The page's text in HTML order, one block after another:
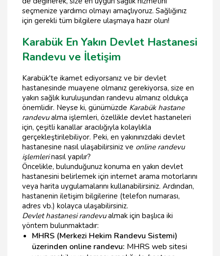
seçmenize yardımcı olmayı amaçlıyoruz. Sağlığınız
için gerekli tüm bilgilere ulaşmaya hazır olun!
Karabük En Yakın Devlet Hastanesi
Randevu ve İletişim
Karabük'te ikamet ediyorsanız ve bir devlet
hastanesinde muayene olmanız gerekiyorsa, size en
yakın sağlık kuruluşundan randevu almanız oldukça
önemlidir. Neyse ki, günümüzde Karabük hastane
randevualma işlemleri, özellikle devlet hastaneleri
için, çeşitli kanallar aracılığıyla kolaylıkla
gerçekleştirilebiliyor. Peki, en yakınınızdaki devlet
hastanesine nasıl ulaşabilirsiniz ve online randevu
işlemlerinasıl yapılır?
Öncelikle, bulunduğunuz konuma en yakın devlet
hastanesini belirlemek için internet arama motorlarını
veya harita uygulamalarını kullanabilirsiniz. Ardından,
hastanenin iletişim bilgilerine (telefon numarası,
adres vb.) kolayca ulaşabilirsiniz.
Devlet hastanesi randevualmak için başlıca iki
yöntem bulunmaktadır:
MHRS (Merkezi Hekim Randevu Sistemi)
üzerinden online randevu: MHRS web sitesi